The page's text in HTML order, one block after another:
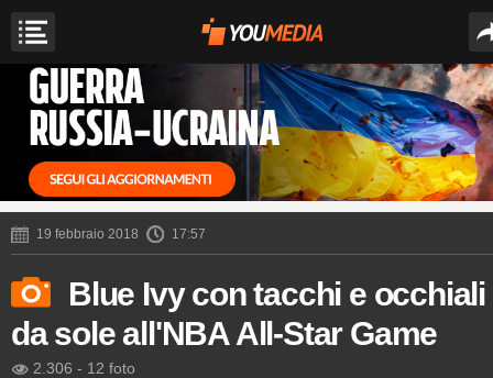
19 febbraio 2018 17:57
Blue Ivy con tacchi e occhiali
da sole all'NBA All-Star Game
2.306 - 12 foto